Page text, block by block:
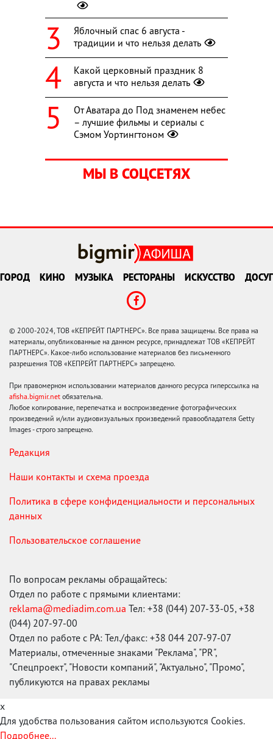
Яблочный спас 6 августа -
традиции и что нельзя делать
Какой церковный праздник 8
августа и что нельзя делать
От Аватара до Под знаменем небес
– лучшие фильмы и сериалы с
Сэмом Уортингтоном
МЫ В СОЦСЕТЯХ
ГОРОД КИНО МУЗЫКА РЕСТОРАНЫ ИСКУССТВО ДОСУГ
© 2000-2024, ТОВ «КЕПРЕЙТ ПАРТНЕРС». Все права защищены. Все права на
материалы, опубликованные на данном ресурсе, принадлежат ТОВ «КЕПРЕЙТ
ПАРТНЕРС». Какое-либо использование материалов без письменного
разрешения ТОВ «КЕПРЕЙТ ПАРТНЕРС» запрещено.
При правомерном использовании материалов данного ресурса гиперссылка на
afisha.bigmir.net обязательна.
Любое копирование, перепечатка и воспроизведение фотографических
произведений и/или аудиовизуальных произведений правообладателя Getty
Images - строго запрещено.
Редакция
Наши контакты и схема проезда
Политика в сфере конфиденциальности и персональных
данных
Пользовательское соглашение
По вопросам рекламы обращайтесь:
Отдел по работе с прямыми клиентами:
reklama@mediadim.com.ua Тел: +38 (044) 207-33-05, +38
(044) 207-97-00
Отдел по работе с РА: Тел./факс: +38 044 207-97-07
Материалы, отмеченные знаками "Реклама", "PR",
"Спецпроект", "Новости компаний", "Актуально", "Промо",
публикуются на правах рекламы
x
Для удобства пользования сайтом используются Cookies.
Подробнее...